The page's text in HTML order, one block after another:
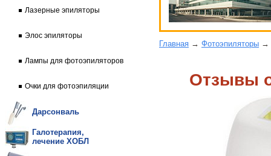
Лазерные эпиляторы
Элос эпиляторы
Лампы для фотоэпиляторов
Очки для фотоэпиляции
Дарсонваль
Галотерапия,
лечение ХОБЛ
Главная → Фотоэпиляторы →
Отзывы o